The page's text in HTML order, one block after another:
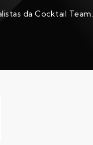
da Cocktail Team.